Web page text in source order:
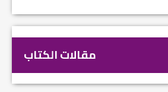
مقالات الكتاب